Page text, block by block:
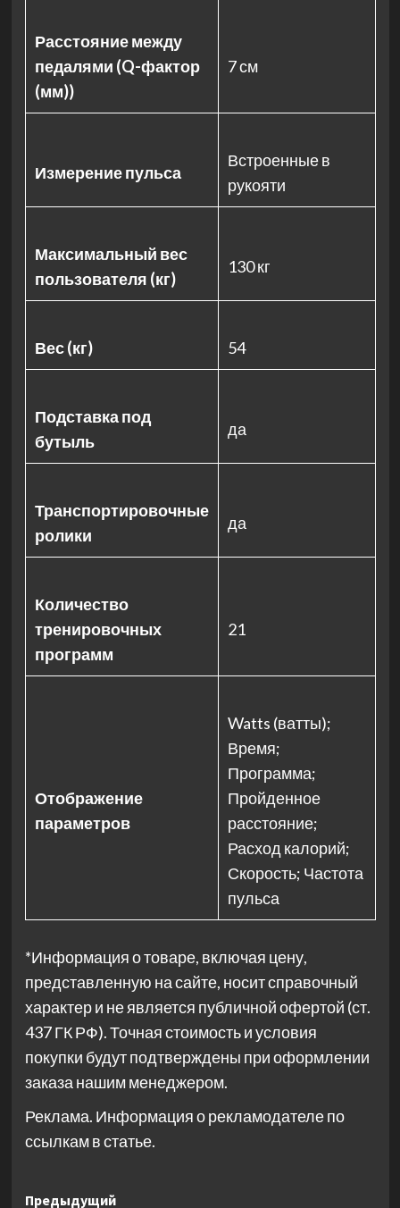
Расстояние между
педалями (Q-фактор
(мм))
7 см
Измерение пульса
Встроенные в
рукояти
Максимальный вес
пользователя (кг)
130 кг
Вес (кг) 54
Подставка под
бутыль
да
Транспортировочные
ролики
да
Количество
тренировочных
программ
21
Отображение
параметров
Watts (ватты);
Время;
Программа;
Пройденное
расстояние;
Расход калорий;
Скорость; Частота
пульса
*Информация о товаре, включая цену,
представленную на сайте, носит справочный
характер и не является публичной офертой (ст.
437 ГК РФ). Точная стоимость и условия
покупки будут подтверждены при оформлении
заказа нашим менеджером.
Реклама. Информация о рекламодателе по
ссылкам в статье.
Предыдущий